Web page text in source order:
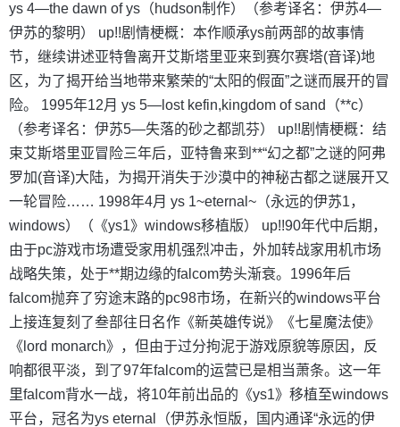
ys 4—the dawn of ys（hudson制作）（参考译名：伊苏4—
伊苏的黎明） up!!剧情梗概：本作顺承ys前两部的故事情
节，继续讲述亚特鲁离开艾斯塔里亚来到赛尔赛塔(音译)地
区，为了揭开给当地带来繁荣的“太阳的假面”之谜而展开的冒
险。 1995年12月 ys 5—lost kefin,kingdom of sand（**c）
（参考译名：伊苏5—失落的砂之都凯芬） up!!剧情梗概：结
束艾斯塔里亚冒险三年后，亚特鲁来到**“幻之都”之谜的阿弗
罗加(音译)大陆，为揭开消失于沙漠中的神秘古都之谜展开又
一轮冒险…… 1998年4月 ys 1~eternal~（永远的伊苏1，
windows）（《ys1》windows移植版） up!!90年代中后期，
由于pc游戏市场遭受家用机强烈冲击，外加转战家用机市场
战略失策，处于**期边缘的falcom势头渐衰。1996年后
falcom抛弃了穷途末路的pc98市场，在新兴的windows平台
上接连复刻了叁部往日名作《新英雄传说》《七星魔法使》
《lord monarch》，但由于过分拘泥于游戏原貌等原因，反
响都很平淡，到了97年falcom的运营已是相当萧条。这一年
里falcom背水一战，将10年前出品的《ys1》移植至windows
平台，冠名为ys eternal（伊苏永恒版，国内通译“永远的伊